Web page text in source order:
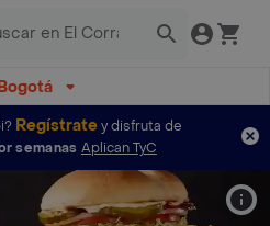
Regístratey disfruta de
semanas Aplican TyC